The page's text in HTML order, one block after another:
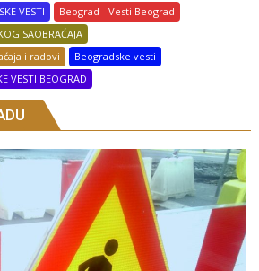
VESTI
Beograd - Vesti Beograd
SAOBRAĆAJA
i radovi
Beogradske vesti
VESTI BEOGRAD